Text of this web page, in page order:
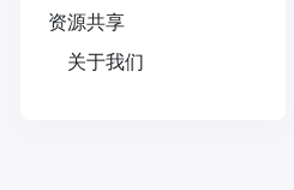
资源共享
关于我们